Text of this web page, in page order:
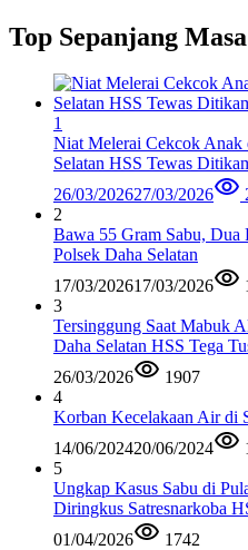
Top Sepanjang
1
Niat Melerai Cekcok
Selatan HSS Tewas
26/03/202627/03/2026
2
Bawa 55 Gram Sabu,
Polsek Daha Selatan
17/03/202617/03/2026
3
Tersinggung Saat Mabuk
Daha Selatan HSS Tega
26/03/2026
1907
4
Korban Kecelakaan Air di
14/06/202420/06/2024
5
Ungkap Kasus Sabu di
Diringkus Satresnarkoba
01/04/2026
1742